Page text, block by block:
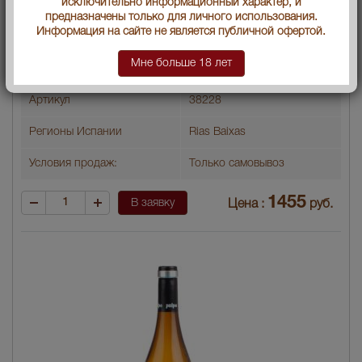
Классификация DO
Год производства 2014
Белое сухое
Артикул 38228
Регионы Испании Rias Baixas
Условия продаж: Только самовывоз
В заявку Цена : 1455 руб.
исключительно информационный характер, и
предназначены только для личного использования.
Информация на сайте не является публичной офертой.
Мне больше 18 лет